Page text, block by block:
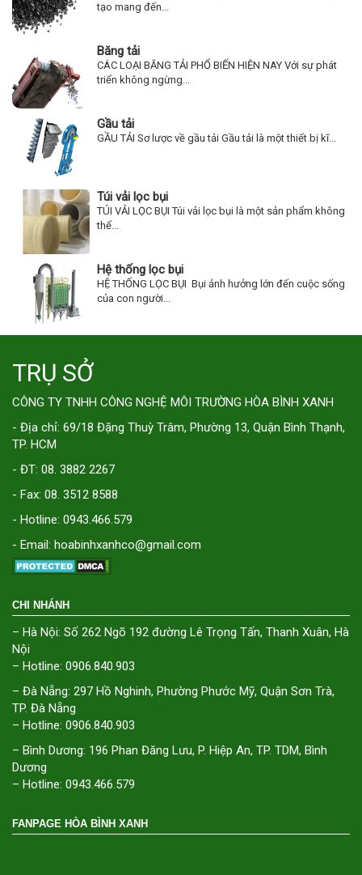
tạo mang đến...
Băng tải
CÁC LOẠI BĂNG TẢI PHỔ BIẾN HIỆN NAY Với sự phát
triển không ngừng...
Gầu tải
GẦU TẢI Sơ lược về gầu tải Gầu tải là một thiết bị kĩ...
Túi vải lọc bụi
TÚI VẢI LỌC BỤI Túi vải lọc bụi là một sản phẩm không
thể...
Hệ thống lọc bụi
HỆ THỐNG LỌC BỤI Bụi ảnh hưởng lớn đến cuộc sống
của con người...
TRỤ SỞ
CÔNG TY TNHH CÔNG NGHỆ MÔI TRƯỜNG HÒA BÌNH XANH
- Địa chỉ: 69/18 Đặng Thuỳ Trâm, Phường 13, Quận Bình Thạnh,
TP. HCM
- ĐT: 08. 3882 2267
- Fax: 08. 3512 8588
- Hotline: 0943.466.579
- Email: hoabinhxanhco@gmail.com
CHI NHÁNH
– Hà Nội: Số 262 Ngõ 192 đường Lê Trọng Tấn, Thanh Xuân, Hà
Nội
– Hotline: 0906.840.903
– Đà Nẵng: 297 Hồ Nghinh, Phường Phước Mỹ, Quận Sơn Trà,
TP. Đà Nẵng
– Hotline: 0906.840.903
– Bình Dương: 196 Phan Đăng Lưu, P. Hiệp An, TP. TDM, Bình
Dương
– Hotline: 0943.466.579
FANPAGE HÒA BÌNH XANH